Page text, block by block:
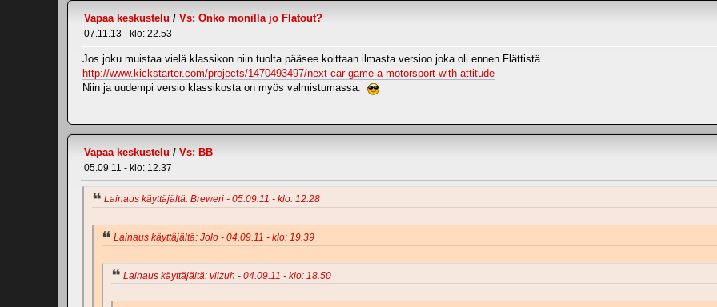
Vapaa keskustelu / Vs: Onko monilla jo Flatout?
07.11.13 - klo: 22.53
Jos joku muistaa vielä klassikon niin tuolta pääsee koittaan ilmasta versioo joka oli ennen Flättistä.
http://www.kickstarter.com/projects/1470493497/next-car-game-a-motorsport-with-attitude
Niin ja uudempi versio klassikosta on myös valmistumassa.
Vapaa keskustelu / Vs: BB
05.09.11 - klo: 12.37
Lainaus käyttäjältä: Breweri - 05.09.11 - klo: 12.28
Lainaus käyttäjältä: Jolo - 04.09.11 - klo: 19.39
Lainaus käyttäjältä: vilzuh - 04.09.11 - klo: 18.50